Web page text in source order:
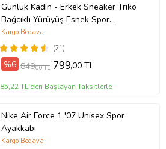
Günlük Kadın - Erkek Sneaker Triko
Bağcıklı Yürüyüş Esnek Spor
Ayakkabı 249 (SIYAHBEYAZ-SIYAH)
(21)
Kargo Bedava
%6 849,00 TL 799,00 TL
85,22 TL'den Başlayan Taksitlerle
Nike Air Force 1 '07 Unisex Spor
Ayakkabı
Kargo Bedava